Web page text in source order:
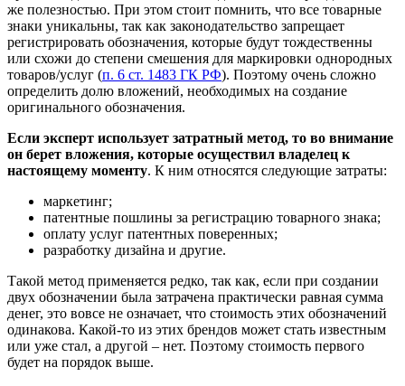
же полезностью. При этом стоит помнить, что все товарные
знаки уникальны, так как законодательство запрещает
регистрировать обозначения, которые будут тождественны
или схожи до степени смешения для маркировки однородных
товаров/услуг (п. 6 ст. 1483 ГК РФ). Поэтому очень сложно
определить долю вложений, необходимых на создание
оригинального обозначения.
Если эксперт использует затратный метод, то во внимание
он берет вложения, которые осуществил владелец к
настоящему моменту. К ним относятся следующие затраты:
маркетинг;
патентные пошлины за регистрацию товарного знака;
оплату услуг патентных поверенных;
разработку дизайна и другие.
Такой метод применяется редко, так как, если при создании
двух обозначении была затрачена практически равная сумма
денег, это вовсе не означает, что стоимость этих обозначений
одинакова. Какой-то из этих брендов может стать известным
или уже стал, а другой – нет. Поэтому стоимость первого
будет на порядок выше.